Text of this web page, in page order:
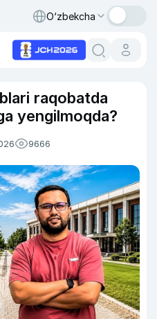
O‘zbekcha
raqobatda
yengilmoqda?
9666